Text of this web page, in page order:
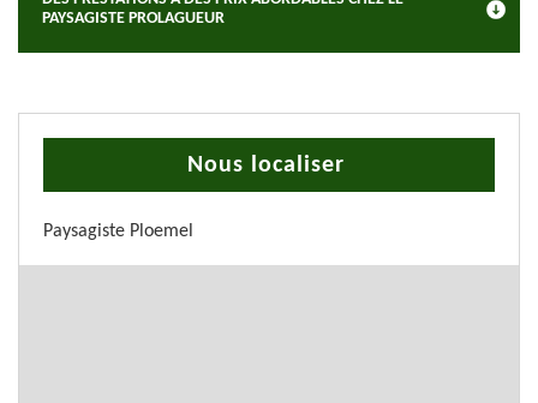
PAYSAGISTE PROLAGUEUR
Nous localiser
Paysagiste Ploemel